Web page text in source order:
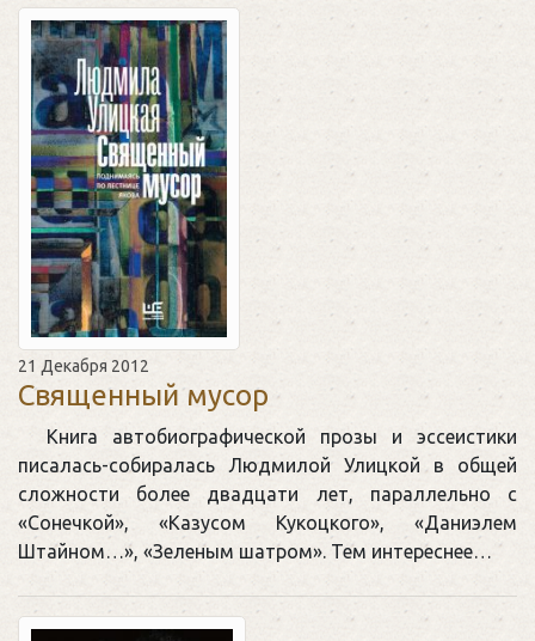
21 Декабря 2012
Священный мусор
Книга автобиографической прозы и эссеистики
писалась-собиралась Людмилой Улицкой в общей
сложности более двадцати лет, параллельно с
«Сонечкой», «Казусом Кукоцкого», «Даниэлем
Штайном…», «Зеленым шатром». Тем интереснее…